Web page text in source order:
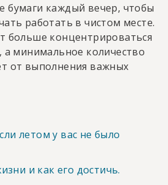
бумаги каждый вечер, чтобы
работать в чистом месте.
больше концентрироваться
а минимальное количество
от выполнения важных
летом у вас не было
и как его достичь.